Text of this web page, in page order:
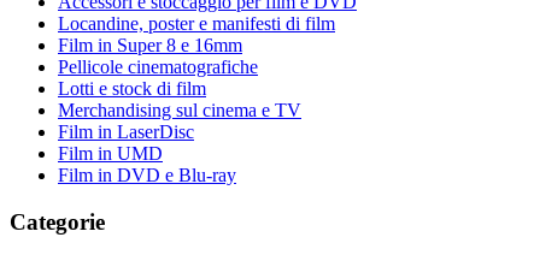
Locandine, poster e manifesti di film
Film in Super 8 e 16mm
Pellicole cinematografiche
Lotti e stock di film
Merchandising sul cinema e TV
Film in LaserDisc
Film in UMD
Film in DVD e Blu-ray
Categorie